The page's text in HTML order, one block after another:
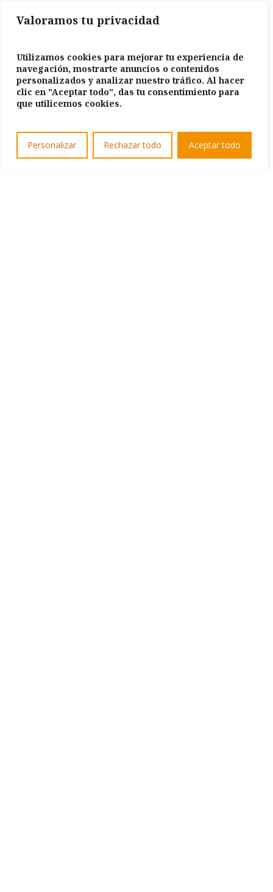
Valoramos tu privacidad
Utilizamos cookies para mejorar tu experiencia de
navegación, mostrarte anuncios o contenidos
personalizados y analizar nuestro tráfico. Al hacer
clic en "Aceptar todo", das tu consentimiento para
que utilicemos cookies.
Personalizar Rechazar todo Aceptar todo